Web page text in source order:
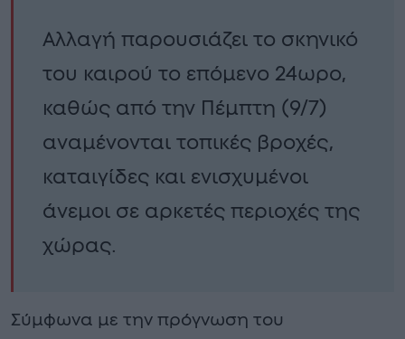
Αλλαγή παρουσιάζει το σκηνικό
του καιρού το επόμενο 24ωρο,
καθώς από την Πέμπτη (9/7)
αναμένονται τοπικές βροχές,
καταιγίδες και ενισχυμένοι
άνεμοι σε αρκετές περιοχές της
χώρας.
Σύμφωνα με την πρόγνωση του